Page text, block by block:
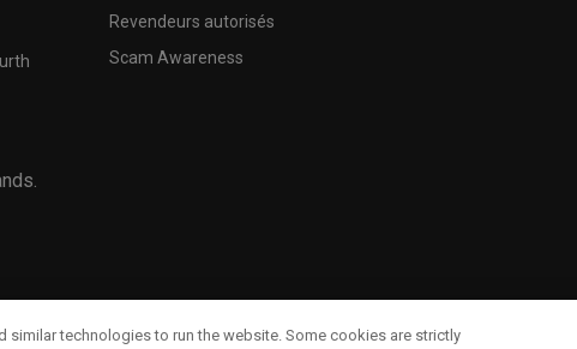
Revendeurs autorisés
Scam Awareness
similar technologies to run the website. Some cookies are strictly